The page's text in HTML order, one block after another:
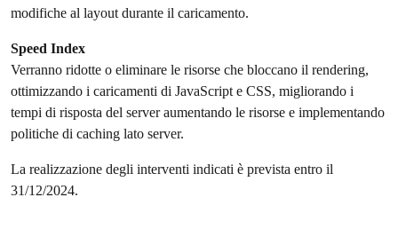
modifiche al layout durante il caricamento.
Speed Index
Verranno ridotte o eliminare le risorse che bloccano il rendering,
ottimizzando i caricamenti di JavaScript e CSS, migliorando i
tempi di risposta del server aumentando le risorse e implementando
politiche di caching lato server.
La realizzazione degli interventi indicati è prevista entro il
31/12/2024.